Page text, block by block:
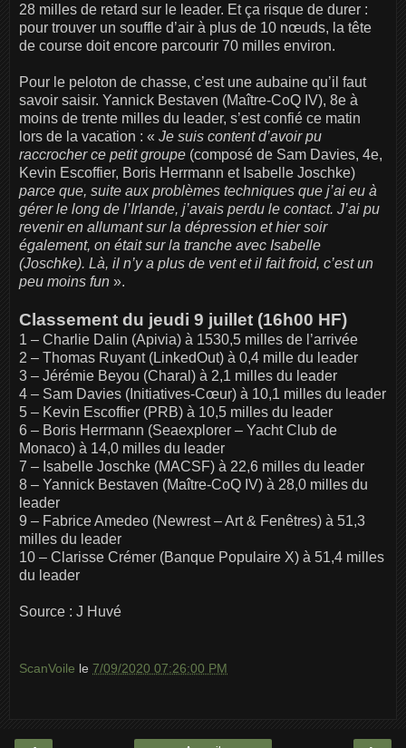
28 milles de retard sur le leader. Et ça risque de durer :
pour trouver un souffle d’air à plus de 10 nœuds, la tête
de course doit encore parcourir 70 milles environ.
Pour le peloton de chasse, c’est une aubaine qu’il faut
savoir saisir. Yannick Bestaven (Maître-CoQ IV), 8e à
moins de trente milles du leader, s’est confié ce matin
lors de la vacation : « Je suis content d’avoir pu
raccrocher ce petit groupe (composé de Sam Davies, 4e,
Kevin Escoffier, Boris Herrmann et Isabelle Joschke)
parce que, suite aux problèmes techniques que j’ai eu à
gérer le long de l’Irlande, j’avais perdu le contact. J’ai pu
revenir en allumant sur la dépression et hier soir
également, on était sur la tranche avec Isabelle
(Joschke). Là, il n’y a plus de vent et il fait froid, c’est un
peu moins fun ».
Classement du jeudi 9 juillet (16h00 HF)
1 – Charlie Dalin (Apivia) à 1530,5 milles de l’arrivée
2 – Thomas Ruyant (LinkedOut) à 0,4 mille du leader
3 – Jérémie Beyou (Charal) à 2,1 milles du leader
4 – Sam Davies (Initiatives-Cœur) à 10,1 milles du leader
5 – Kevin Escoffier (PRB) à 10,5 milles du leader
6 – Boris Herrmann (Seaexplorer – Yacht Club de
Monaco) à 14,0 milles du leader
7 – Isabelle Joschke (MACSF) à 22,6 milles du leader
8 – Yannick Bestaven (Maître-CoQ IV) à 28,0 milles du
leader
9 – Fabrice Amedeo (Newrest – Art & Fenêtres) à 51,3
milles du leader
10 – Clarisse Crémer (Banque Populaire X) à 51,4 milles
du leader
Source : J Huvé
ScanVoile le 7/09/2020 07:26:00 PM